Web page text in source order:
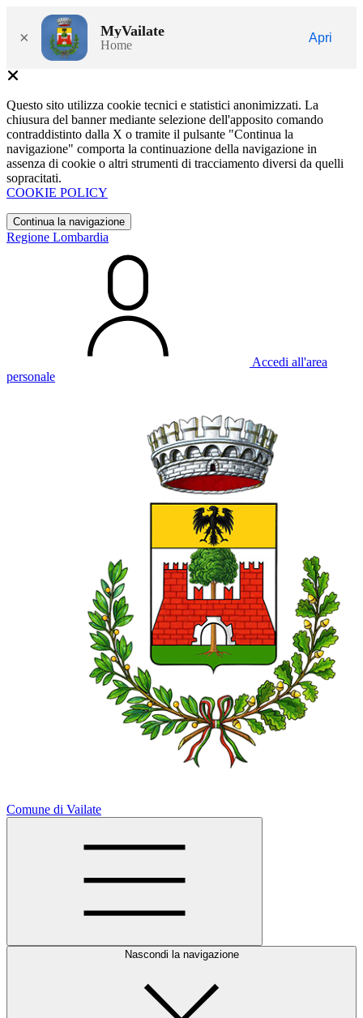
× MyVailate
Home
Apri
Questo sito utilizza cookie tecnici e statistici anonimizzati. La
chiusura del banner mediante selezione dell'apposito comando
contraddistinto dalla X o tramite il pulsante "Continua la
navigazione" comporta la continuazione della navigazione in
assenza di cookie o altri strumenti di tracciamento diversi da quelli
sopracitati.
COOKIE POLICY
Continua la navigazione
Regione Lombardia
Accedi all'area
personale
Comune di Vailate
Nascondi la navigazione